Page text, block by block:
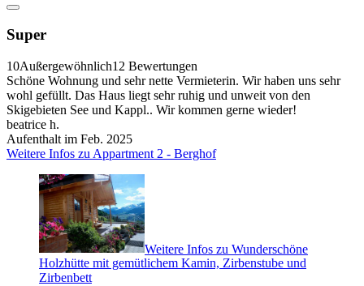
Super
10Außergewöhnlich12 Bewertungen
Schöne Wohnung und sehr nette Vermieterin. Wir haben uns sehr
wohl gefüllt. Das Haus liegt sehr ruhig und unweit von den
Skigebieten See und Kappl.. Wir kommen gerne wieder!
beatrice h.
Aufenthalt im Feb. 2025
Weitere Infos zu Appartment 2 - Berghof
Weitere Infos zu Wunderschöne
Holzhütte mit gemütlichem Kamin, Zirbenstube und
Zirbenbett